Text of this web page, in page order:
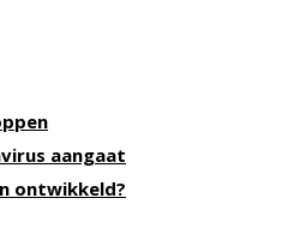
aangaat
ontwikkeld?